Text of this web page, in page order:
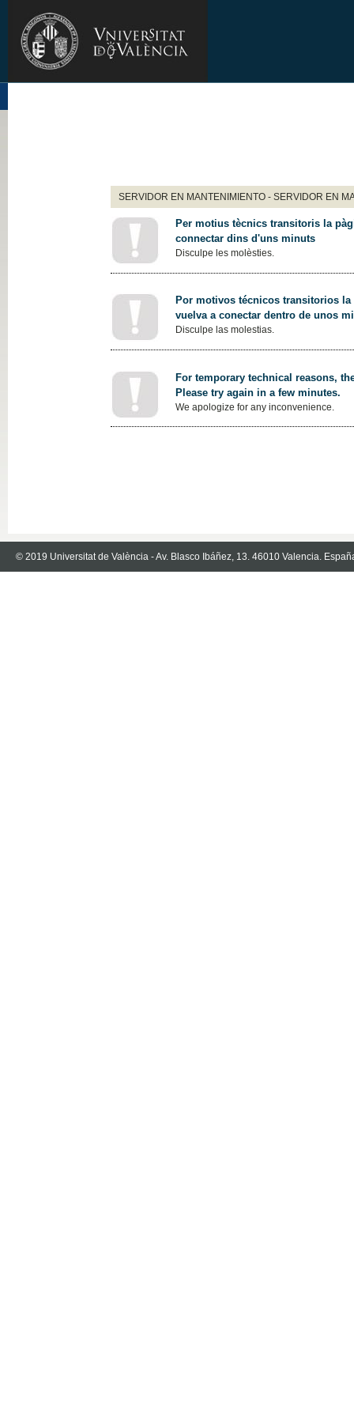
SERVIDOR EN MANTENIMIENTO - SERVIDOR EN
Per motius tècnics transitoris la
connectar dins d'uns minuts
Disculpe les molèsties.
Por motivos técnicos transitorios
vuelva a conectar dentro de unos
Disculpe las molestias.
For temporary technical reasons,
Please try again in a few minutes.
We apologize for any inconvenience.
© 2019 Universitat de València - Av. Blasco Ibáñez, 13. 46010 Valencia.